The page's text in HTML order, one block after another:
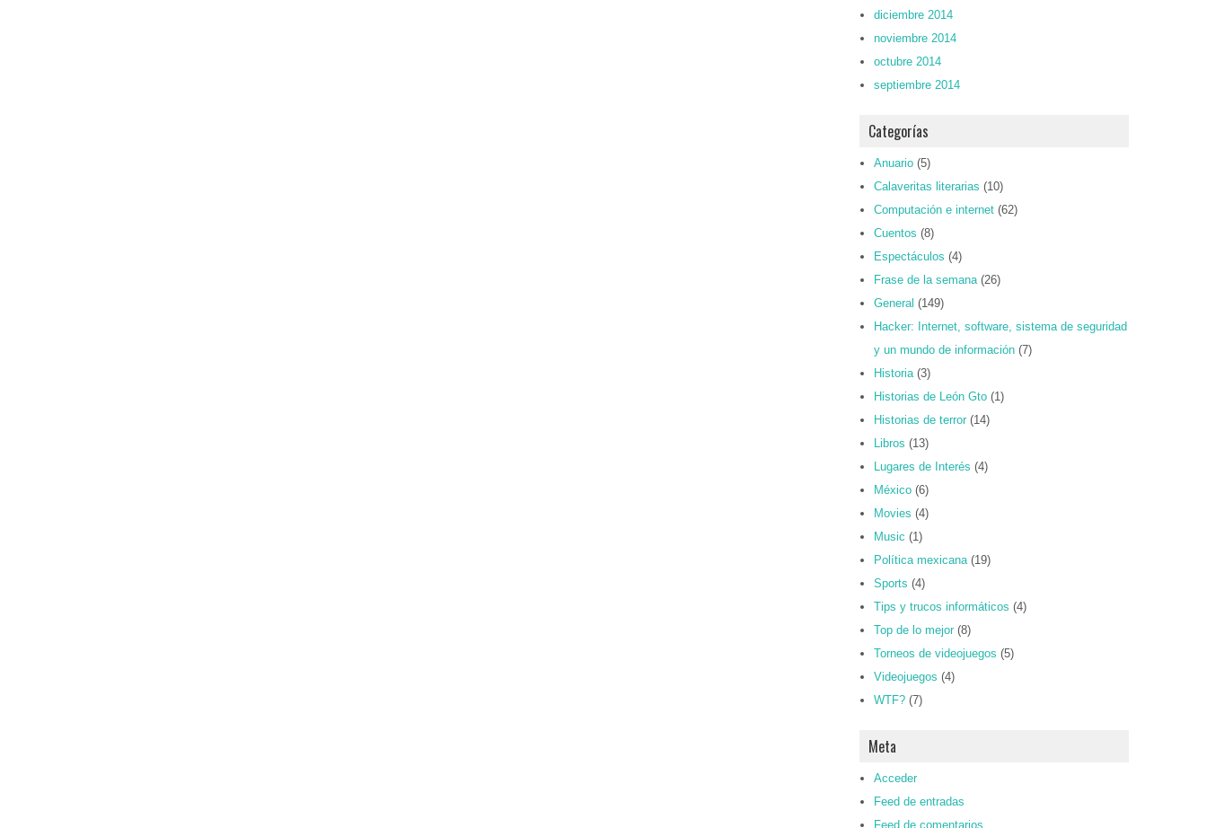
diciembre 2014
noviembre 2014
octubre 2014
septiembre 2014
Categorías
Anuario (5)
Calaveritas literarias (10)
Computación e internet (62)
Cuentos (8)
Espectáculos (4)
Frase de la semana(26)
General (149)
Hacker: Internet, software, sistema de seguridad
y un mundo de información (7)
Historia(3)
Historias de León Gto (1)
Historias de terror (14)
Libros (13)
Lugares de Interés (4)
México (6)
Movies (4)
Music (1)
Política mexicana(19)
Sports (4)
Tips y trucos informáticos (4)
Top de lo mejor (8)
Torneos de videojuegos (5)
Videojuegos (4)
WTF? (7)
Meta
Acceder
Feed de entradas
Feed de comentarios